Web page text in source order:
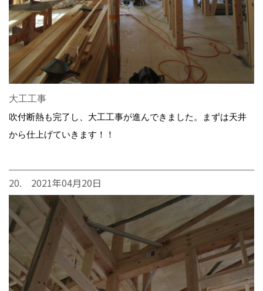
大工工事
吹付断熱も完了し、大工工事が進んできました。まずは天井
から仕上げていきます！！
20. 2021年04月20日